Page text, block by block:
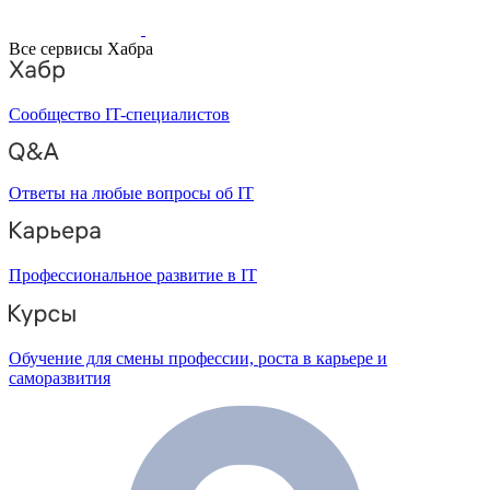
Все сервисы Хабра
Сообщество IT-специалистов
Ответы на любые вопросы об IT
Профессиональное развитие в IT
Обучение для смены профессии, роста в карьере и
саморазвития